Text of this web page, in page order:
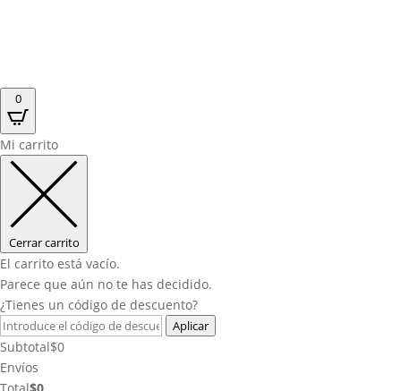
0
Mi carrito
Cerrar carrito
El carrito está vacío.
Parece que aún no te has decidido.
¿Tienes un código de descuento?
Aplicar
Subtotal$0
Envíos